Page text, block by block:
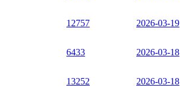
12757 2026-03-19
6433 2026-03-18
13252 2026-03-18